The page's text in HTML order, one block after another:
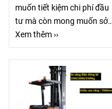
muốn tiết kiệm chi phí đầu
tư mà còn mong muốn sở
hữu sản phẩm chất lượng,
bền bỉ và hiệu quả.Vậy làm
sao để chọn mua xe nâng
tay điện chính hãng với mức
giá hợp lý?
Xem thêm ››